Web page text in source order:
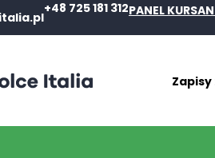
+48 725 181 312PANEL
Zapisy